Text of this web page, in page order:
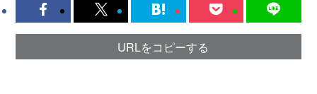
URLをコピーする